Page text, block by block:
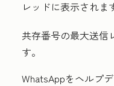
レッドに表示されま
共存番号の最大送信
す。
WhatsAppをヘルプ